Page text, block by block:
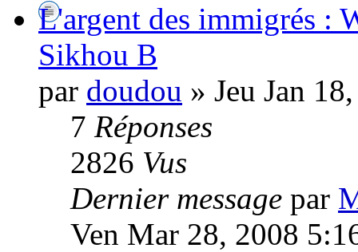
L'argent des immigrés :
Sikhou B
par doudou » Jeu Jan
7 Réponses
2826 Vus
Dernier message par
Ven Mar 28, 2008